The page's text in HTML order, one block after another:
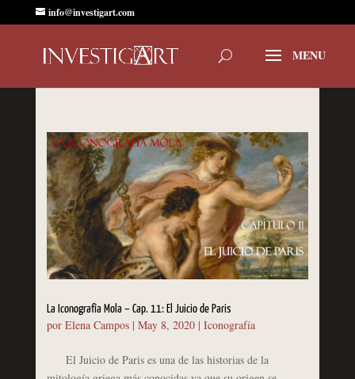
info@investigart.com
La Iconografía Mola – Cap. 11: El Juicio de Paris
por Elena Campos| May 8, 2020| Iconografía
El Juicio de Paris es una de las historias de la